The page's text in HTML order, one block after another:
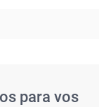
para vos